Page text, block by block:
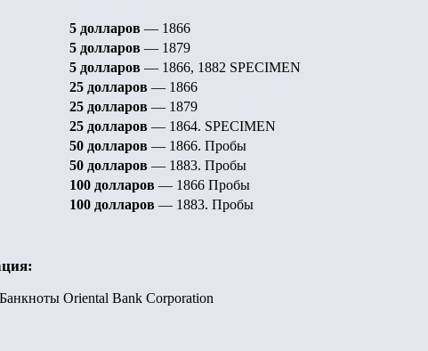
5 долларов — 1866
5 долларов — 1879
5 долларов — 1866, 1882 SPECIMEN
25 долларов — 1866
25 долларов — 1879
25 долларов — 1864. SPECIMEN
50 долларов — 1866. Пробы
50 долларов — 1883. Пробы
100 долларов — 1866 Пробы
100 долларов — 1883. Пробы
Банкноты Oriental Bank Corporation